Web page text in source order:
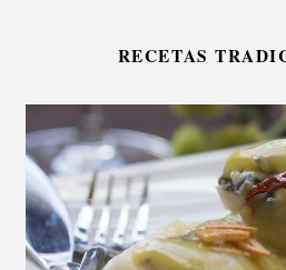
RECETAS